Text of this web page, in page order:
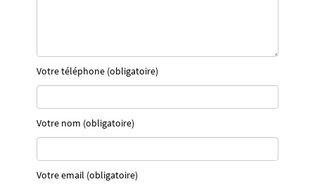
Votre téléphone (obligatoire)
Votre nom (obligatoire)
Votre email (obligatoire)